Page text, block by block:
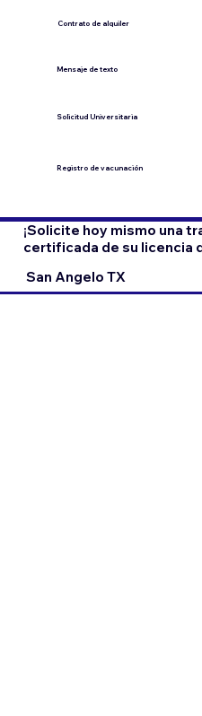
Contrato de alquiler
​Mensaje de texto
​Solicitud Universitaria
Registro de vacunación
¡Solicite hoy mismo una
certificada de su licencia
San Angelo TX